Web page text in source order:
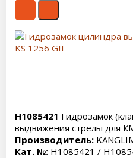
H1085421 Гидрозамок
выдвижения стрелы для
Производитель:
Кат. №: H1085421 /